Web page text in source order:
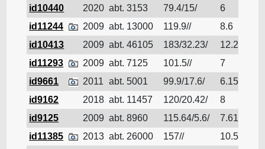
id10440
2020 abt. 3153 79.4/15/ 6
id11244
2009 abt. 13000 119.9// 8.6
id10413
2009 abt. 46105 183/32.23/ 12.21
id11293
2009 abt. 7125 101.5// 7
id9661
2011 abt. 5001 99.9/17.6/ 6.15
id9162
2018 abt. 11457 120/20.42/ 8
id9125
2009 abt. 8960 115.64/5.6/ 7.613
id11385
2013 abt. 26000 157// 10.5